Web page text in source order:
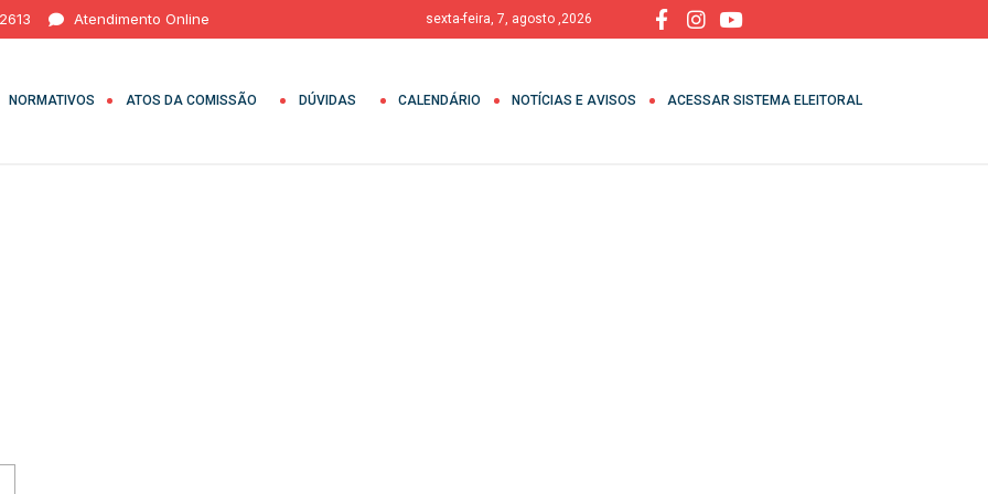
Atendimento Online sexta-feira, 7, agosto ,2026
NORMATIVOS ATOS DA COMISSÃO DÚVIDAS CALENDÁRIO NOTÍCIAS E AVISOS ACESSAR SISTEMA ELEITORAL